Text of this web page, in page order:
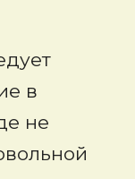
в
не